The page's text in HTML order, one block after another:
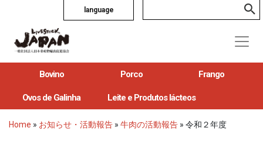
language
Bovino Porco Frango
Ovos de Galinha Leite e Produtos lácteos
Home » お知らせ・活動報告 » 牛肉の活動報告 » 令和２年度